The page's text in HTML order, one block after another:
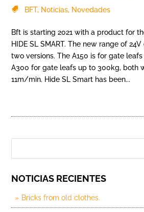
BFT, Noticias, Novedades
Bft is starting 2021 with a product for
HIDE SL SMART. The new range of
two versions. The A150 is for gate
A300 for gate leafs up to 300kg, both
11m/min. Hide SL Smart has been...
NOTICIAS RECIENTES
Bricks from old clothes.